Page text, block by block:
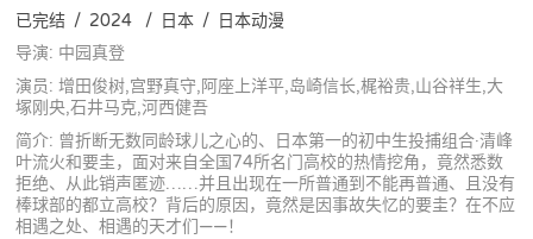
已完结 / 2024 / 日本 / 日本动漫
导演: 中园真登
演员: 增田俊树,宫野真守,阿座上洋平,岛崎信长,梶裕贵,山谷祥生,大
塚刚央,石井马克,河西健吾
简介: 曾折断无数同龄球儿之心的、日本第一的初中生投捕组合·清峰
叶流火和要圭，面对来自全国74所名门高校的热情挖角，竟然悉数
拒绝、从此销声匿迹……并且出现在一所普通到不能再普通、且没有
棒球部的都立高校？背后的原因，竟然是因事故失忆的要圭？在不应
相遇之处、相遇的天才们——！